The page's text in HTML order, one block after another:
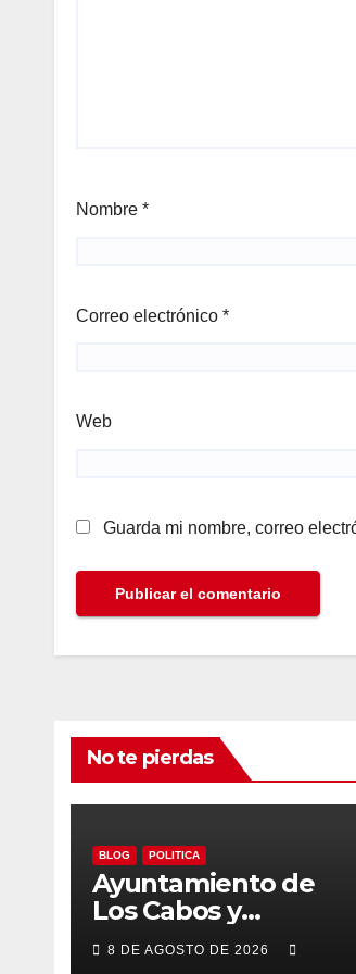
Nombre *
Correo electrónico *
Web
Guarda mi nombre, correo
No te pierdas
BLOG POLITICA
Ayuntamiento de
Los Cabos y
organizadores de
Bisbee’s coordinan
8 DE AGOSTO DE 2026